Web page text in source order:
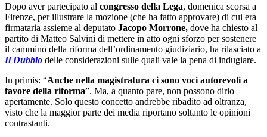
Dopo aver partecipato al congresso della Lega, domenica scorsa a
Firenze, per illustrare la mozione (che ha fatto approvare) di cui era
firmataria assieme al deputato Jacopo Morrone, dove ha chiesto al
partito di Matteo Salvini di mettere in atto ogni sforzo per sostenere
il cammino della riforma dell’ordinamento giudiziario, ha rilasciato a
Il Dubbio delle considerazioni sulle quali vale la pena di indugiare.
In primis: “Anche nella magistratura ci sono voci autorevoli a
favore della riforma”. Ma, a quanto pare, non possono dirlo
apertamente. Solo questo concetto andrebbe ribadito ad oltranza,
visto che la maggior parte dei media riportano soltanto le opinioni
contrastanti.